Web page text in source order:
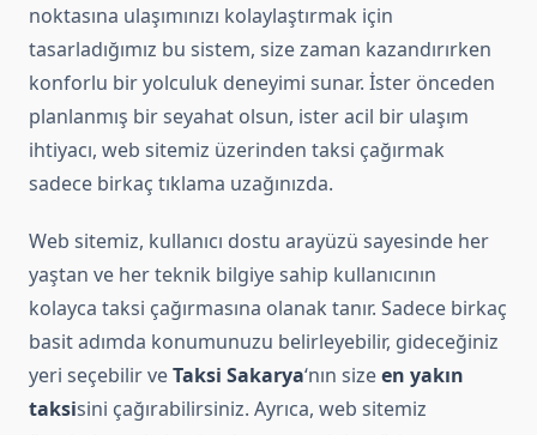
noktasına ulaşımınızı kolaylaştırmak için
tasarladığımız bu sistem, size zaman kazandırırken
konforlu bir yolculuk deneyimi sunar. İster önceden
planlanmış bir seyahat olsun, ister acil bir ulaşım
ihtiyacı, web sitemiz üzerinden taksi çağırmak
sadece birkaç tıklama uzağınızda.
Web sitemiz, kullanıcı dostu arayüzü sayesinde her
yaştan ve her teknik bilgiye sahip kullanıcının
kolayca taksi çağırmasına olanak tanır. Sadece birkaç
basit adımda konumunuzu belirleyebilir, gideceğiniz
yeri seçebilir veTaksi Sakarya‘nın sizeen yakın
taksisini çağırabilirsiniz. Ayrıca, web sitemiz